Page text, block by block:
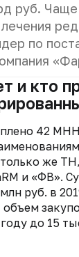
руб. Чаще
по
и кто
42
же
и «ФВ».
руб. в
объем
до 15